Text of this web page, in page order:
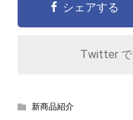
シェアする
Twitter で
新商品紹介